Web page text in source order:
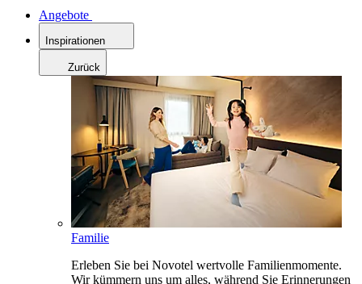
Angebote
Inspirationen
Zurück
Familie
Erleben Sie bei Novotel wertvolle Familienmomente.
Wir kümmern uns um alles, während Sie Erinnerungen